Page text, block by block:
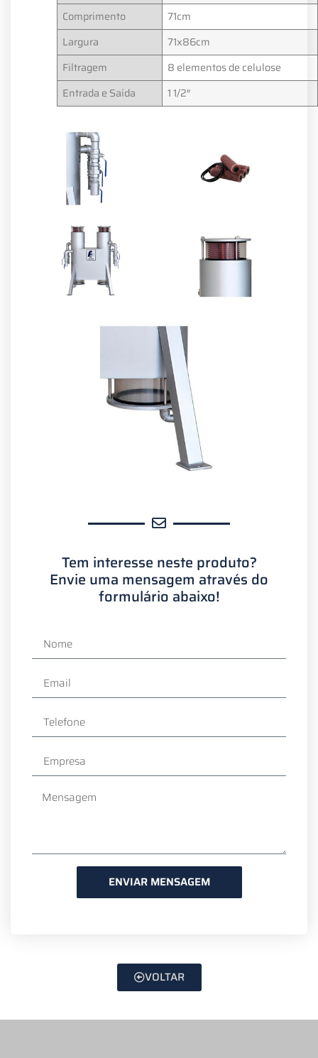
Comprimento
71cm
Largura
71x86cm
Filtragem
8 elementos de celulose
Entrada e Saída
1 1/2″
Tem interesse neste produto?
Envie uma mensagem através do
formulário abaixo!
ENVIAR MENSAGEM
VOLTAR